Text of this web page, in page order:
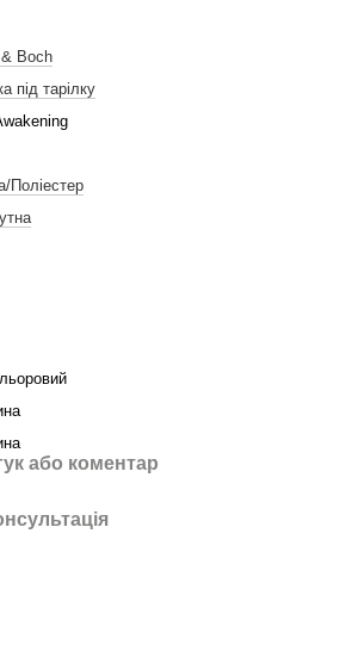
Boch
під тарілку
Поліестер
або коментар